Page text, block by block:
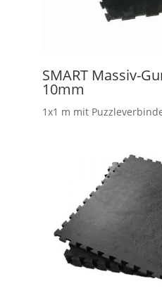
SMART Massiv-
10mm
1x1 m mit